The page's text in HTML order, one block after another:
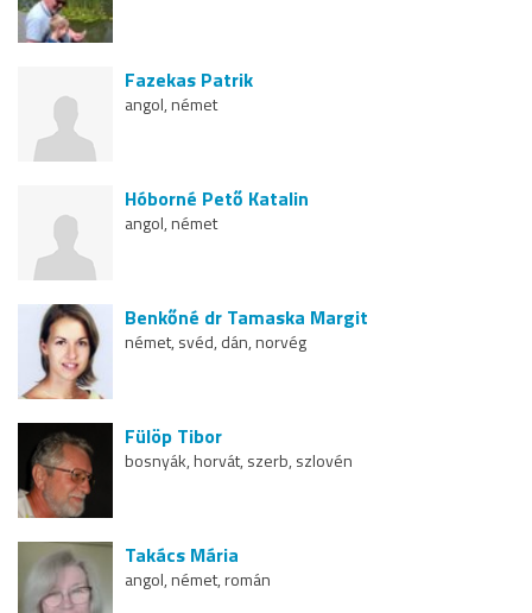
Fazekas Patrik
angol, német
Hóborné Pető Katalin
angol, német
Benkőné dr Tamaska Margit
német, svéd, dán, norvég
Fülöp Tibor
bosnyák, horvát, szerb, szlovén
Takács Mária
angol, német, román